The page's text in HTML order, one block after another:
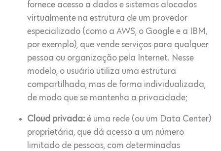
fornece acesso a dados e sistemas alocados
virtualmente na estrutura de um provedor
especializado (como a AWS, o Google e a IBM,
por exemplo), que vende serviços para qualquer
pessoa ou organização pela Internet. Nesse
modelo, o usuário utiliza uma estrutura
compartilhada, mas de forma individualizada,
de modo que se mantenha a privacidade;
Cloud privada: é uma rede (ou um Data Center)
proprietária, que dá acesso a um número
limitado de pessoas, com determinadas